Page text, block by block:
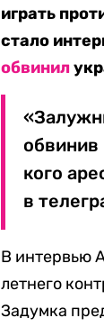
играть
стало
обвинил
обвинив
кого
в
В интервью
летнего
Задумка